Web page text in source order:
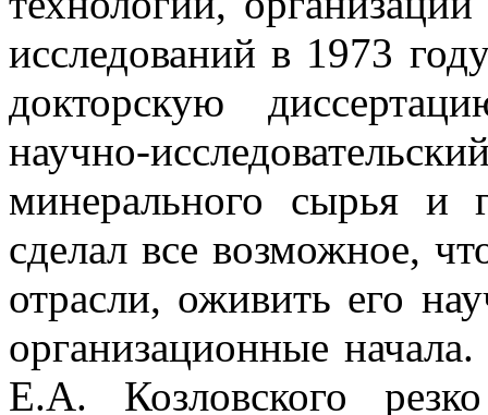
исследований в 1973
докторскую
научно-
минерального сырья и
сделал все возможное,
отрасли, оживить его
организационные
Е.А. Козловского